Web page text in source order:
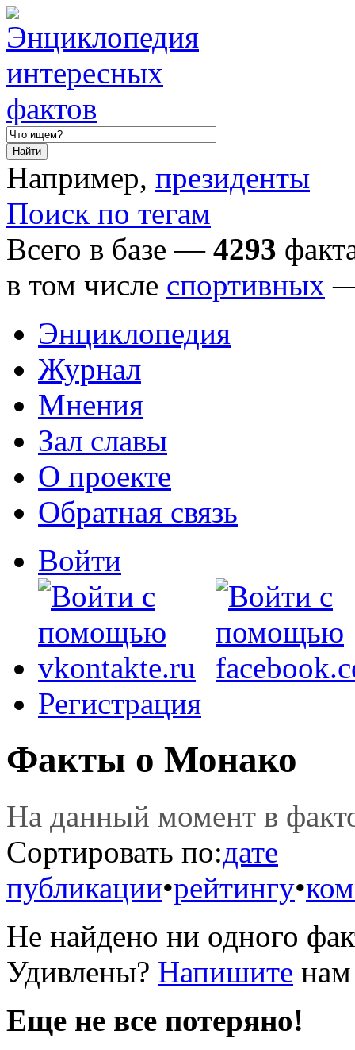
Например, президенты
Поиск по тегам
Всего в базе — 4293
в том числе спортивных
Энциклопедия
Журнал
Мнения
Зал славы
О проекте
Обратная связь
Войти
Регистрация
Факты о Монако
На данный момент в
Сортировать по:дате
публикации•рейтингу•
Не найдено ни одного
Удивлены? Напишите
Еще не все потеряно!